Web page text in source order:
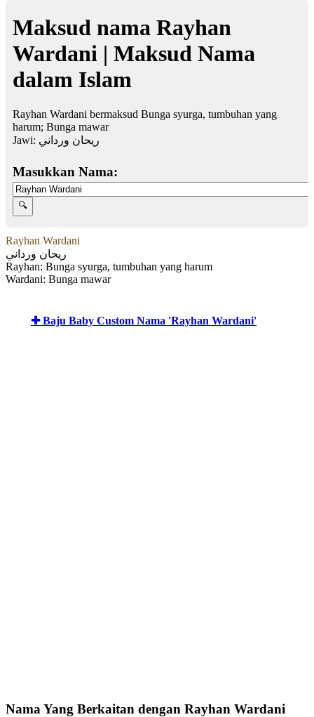
Maksud nama Rayhan
Wardani | Maksud Nama
dalam Islam
Rayhan Wardani bermaksud Bunga syurga, tumbuhan yang
harum; Bunga mawar
Jawi: ريحان ورداني
Masukkan Nama:
Rayhan Wardani
ريحان ورداني
Rayhan: Bunga syurga, tumbuhan yang harum
Wardani: Bunga mawar
✚ Baju Baby Custom Nama 'Rayhan Wardani'
Nama Yang Berkaitan dengan Rayhan Wardani